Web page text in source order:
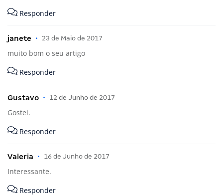
Responder
janete • 23 de Maio de 2017
muito bom o seu artigo
Responder
Gustavo • 12 de Junho de 2017
Gostei.
Responder
Valeria • 16 de Junho de 2017
Interessante.
Responder